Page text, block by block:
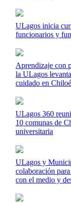
ULagos inicia
funcionarios y
Aprendizaje con
la ULagos
cuidado en Chiloé
ULagos 360
10 comunas de
universitaria
ULagos y
colaboración
con el medio y